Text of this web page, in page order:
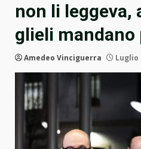
non li leggeva,
glieli mandano
Amedeo Vinciguerra Luglio